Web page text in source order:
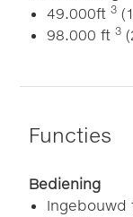
49.000ft3
98.000 ft3
Functies
Bediening
Ingebouwd